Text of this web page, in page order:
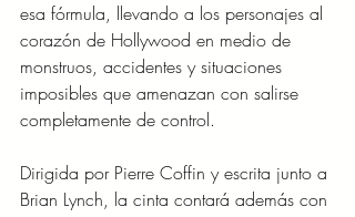
esa fórmula, llevando a los personajes al
corazón de Hollywood en medio de
monstruos, accidentes y situaciones
imposibles que amenazan con salirse
completamente de control.
Dirigida por Pierre Coffin y escrita junto a
Brian Lynch, la cinta contará además con